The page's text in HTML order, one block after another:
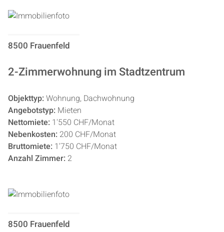
8500 Frauenfeld
2-Zimmerwohnung im Stadtzentrum
Objekttyp: Wohnung, Dachwohnung
Angebotstyp: Mieten
Nettomiete: 1'550 CHF/Monat
Nebenkosten: 200 CHF/Monat
Bruttomiete: 1'750 CHF/Monat
Anzahl Zimmer: 2
8500 Frauenfeld